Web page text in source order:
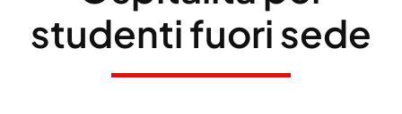
studenti fuori sede